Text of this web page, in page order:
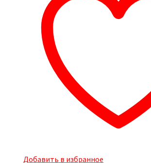
Добавить в избранное